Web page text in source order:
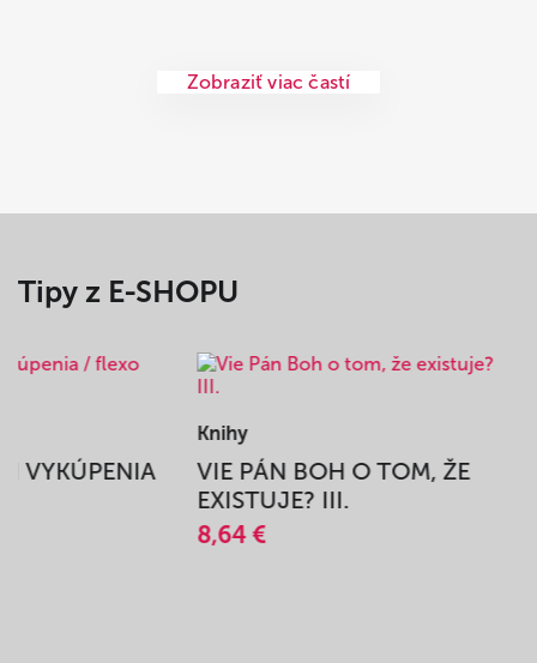
Zobraziť viac častí
Tipy z E-SHOPU
VYKÚPENIA
Knihy
VIE PÁN BOH O TOM, ŽE
EXISTUJE? III.
8,64 €